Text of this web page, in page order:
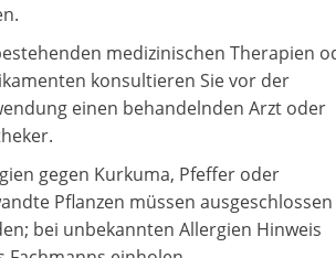
medizinischen Therapien
konsultieren Sie vor der
einen behandelnden Arzt oder
gegen Kurkuma, Pfeffer oder
Pflanzen müssen ausgeschlossen
bei unbekannten Allergien Hinweis